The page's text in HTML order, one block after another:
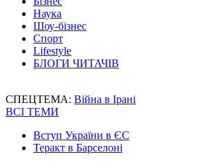
Наука
Шоу-бізнес
Спорт
Lifestyle
БЛОГИ ЧИТАЧІВ
СПЕЦТЕМА: Війна в Ірані
ВСІ ТЕМИ
Вступ України в ЄС
Теракт в Барселоні